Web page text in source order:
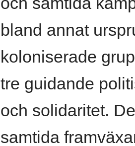
bland annat
koloniserade
tre guidande
och solidaritet.
samtida